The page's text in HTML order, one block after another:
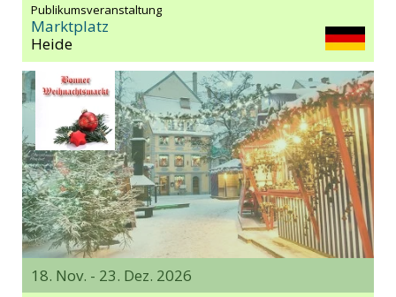
Publikumsveranstaltung
Marktplatz
Heide
18. Nov. - 23. Dez. 2026